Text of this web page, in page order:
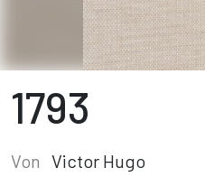
1793
Von Victor Hugo